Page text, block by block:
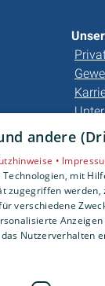
andere
•
mit
verschiedene
Nutzerverhalten